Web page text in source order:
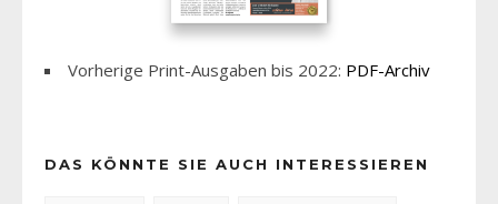
Vorherige Print-Ausgaben bis 2022: PDF-Archiv
DAS KÖNNTE SIE AUCH INTERESSIEREN